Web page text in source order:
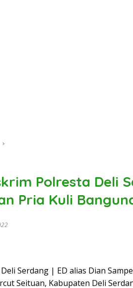
Polresta Deli
Pria Kuli
Deli Serdang | ED alias Dian
Seituan, Kabupaten Deli